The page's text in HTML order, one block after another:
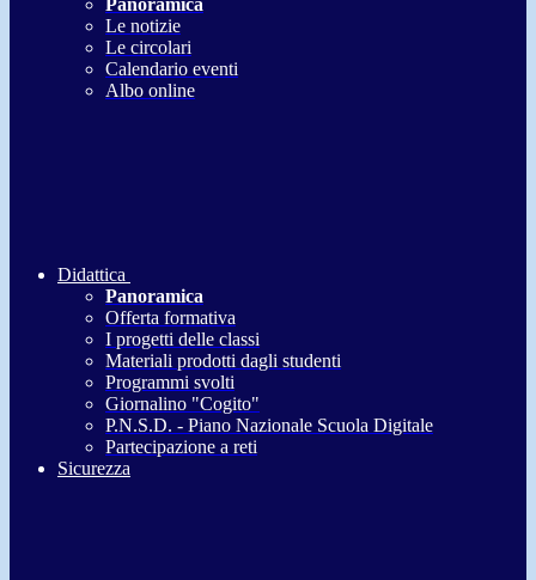
Panoramica
Le notizie
Le circolari
Calendario eventi
Albo online
Didattica
Panoramica
Offerta formativa
I progetti delle classi
Materiali prodotti dagli studenti
Programmi svolti
Giornalino "Cogito"
P.N.S.D. - Piano Nazionale Scuola Digitale
Partecipazione a reti
Sicurezza